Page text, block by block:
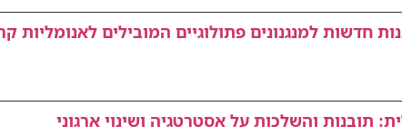
תובנות והשלכות על אסטרטגיה ושינוי ארגוני